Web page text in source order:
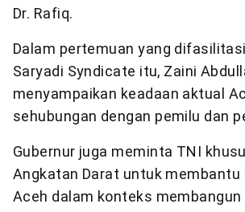
Dr. Rafiq.
Dalam pertemuan yang
Saryadi Syndicate itu, Zaini
menyampaikan keadaan aktual
sehubungan dengan pemilu dan
Gubernur juga meminta TNI
Angkatan Darat untuk membantu
Aceh dalam konteks